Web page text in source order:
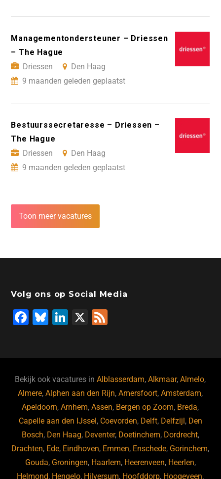
Managementondersteuner – Driessen
– The Hague
Driessen
Den Haag
9 maanden geleden geplaatst
Bestuurssecretaresse – Driessen –
The Hague
Driessen
Den Haag
9 maanden geleden geplaatst
Toon meer vacatures
Volg ons op Social Media
F
b
o
o
k
Bl
ky
Li
dI
n
X
Bekijk ook vacatures inAlblasserdam,Alkmaar,Almelo,
Almere,Alphen aan den Rijn,Amersfoort,Amsterdam,
Apeldoorn,Arnhem,Assen, Bergen op Zoom, Breda,
Capelle aan den IJssel , Coevorden, Delft, Delfzijl , Den
Bosch, Den Haag, Deventer, Doetinchem, Dordrecht,
Drachten, Ede, Eindhoven, Emmen, Enschede, Gorinchem,
Gouda, Groningen, Haarlem, Heerenveen, Heerlen,
Helmond, Hengelo, Hilversum, Hoofddorp, Hoogeveen,